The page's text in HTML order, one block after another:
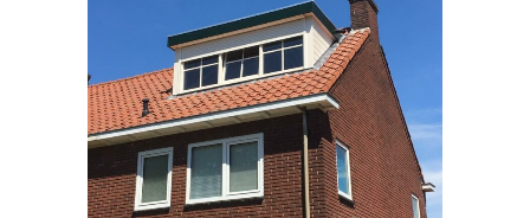
Dakkapel Malden